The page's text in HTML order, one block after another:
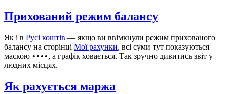
Прихований режим балансу
Як і в Русі коштів — якщо ви ввімкнули режим прихованого
балансу на сторінці Мої рахунки, всі суми тут показуються
маскою •••• , а графік ховається. Так зручно дивитись звіт у
людних місцях.
Як рахується маржа